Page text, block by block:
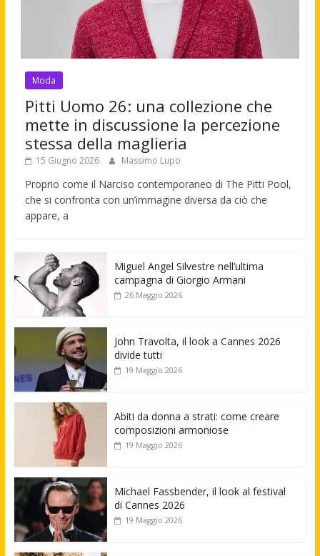
Moda
Pitti Uomo 26: una collezione che
mette in discussione la percezione
stessa della maglieria
15 Giugno 2026 Massimo Lupo
Proprio come il Narciso contemporaneo di The Pitti Pool,
che si confronta con un’immagine diversa da ciò che
appare, a
Miguel Angel Silvestre nell’ultima
campagna di Giorgio Armani
26 Maggio 2026
John Travolta, il look a Cannes 2026
divide tutti
19 Maggio 2026
Abiti da donna a strati: come creare
composizioni armoniose
19 Maggio 2026
Michael Fassbender, il look al festival
di Cannes 2026
19 Maggio 2026